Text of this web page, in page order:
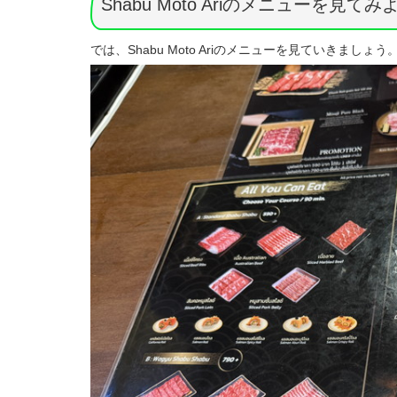
Shabu Moto Ariのメニューを見てみ
では、Shabu Moto Ariのメニューを見ていきましょう